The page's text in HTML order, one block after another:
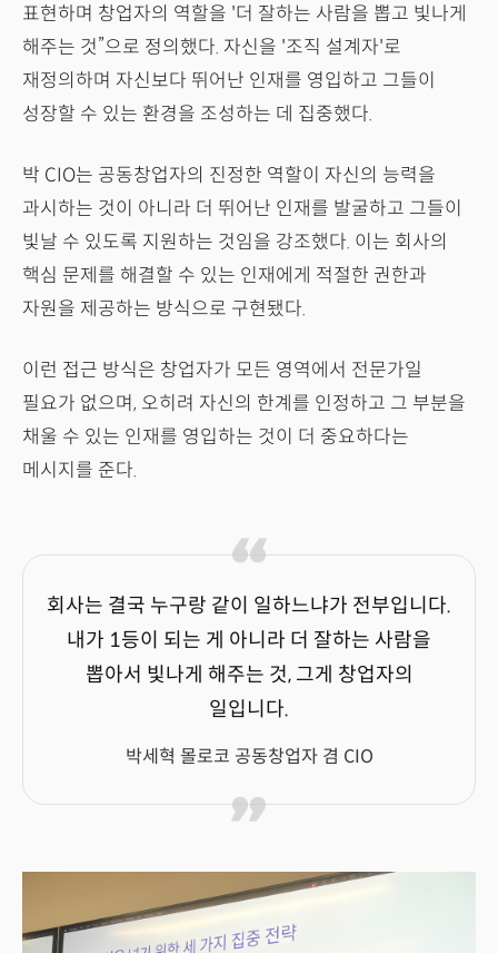
표현하며 창업자의 역할을 '더 잘하는 사람을 뽑고 빛나게
해주는 것”으로 정의했다. 자신을 '조직 설계자'로
재정의하며 자신보다 뛰어난 인재를 영입하고 그들이
성장할 수 있는 환경을 조성하는 데 집중했다.
박 CIO는 공동창업자의 진정한 역할이 자신의 능력을
과시하는 것이 아니라 더 뛰어난 인재를 발굴하고 그들이
빛날 수 있도록 지원하는 것임을 강조했다. 이는 회사의
핵심 문제를 해결할 수 있는 인재에게 적절한 권한과
자원을 제공하는 방식으로 구현됐다.
이런 접근 방식은 창업자가 모든 영역에서 전문가일
필요가 없으며, 오히려 자신의 한계를 인정하고 그 부분을
채울 수 있는 인재를 영입하는 것이 더 중요하다는
메시지를 준다.
회사는 결국 누구랑 같이 일하느냐가 전부입니다.
내가 1등이 되는 게 아니라 더 잘하는 사람을
뽑아서 빛나게 해주는 것, 그게 창업자의
일입니다.
박세혁 몰로코 공동창업자 겸 CIO